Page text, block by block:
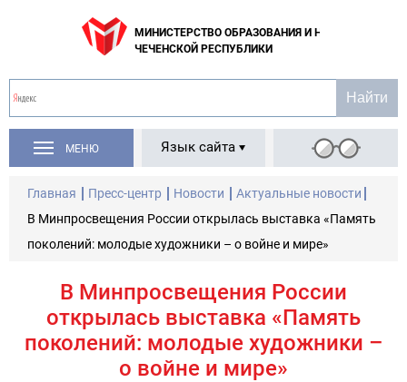
МИНИСТЕРСТВО ОБРАЗОВАНИЯ И НАУКИ
ЧЕЧЕНСКОЙ РЕСПУБЛИКИ
МЕНЮ Язык сайта
Главная Пресс-центр Новости
Актуальные новости
В Минпросвещения России открылась выставка «Память
поколений: молодые художники – о войне и мире»
В Минпросвещения России
открылась выставка «Память
поколений: молодые художники –
о войне и мире»